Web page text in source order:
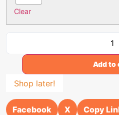
Clear
Add to
Shop later!
Facebook X Copy